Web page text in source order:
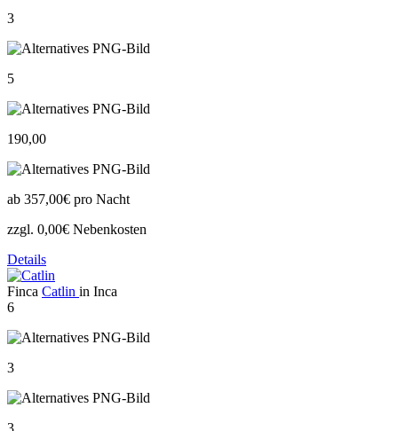
3
5
190,00
ab 357,00€ pro Nacht
zzgl. 0,00€ Nebenkosten
Details
Finca Catlin in Inca
6
3
3